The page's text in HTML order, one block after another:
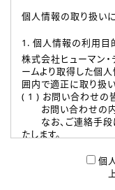
個人情報の取り扱い
1. 個人情報の利用目
株式会社ヒューマン
ームより取得した個
囲内で適正に取り扱い
( 1 ) お問い合わせの
お問い合わせの内
なお、ご連絡手段
たします。
本登録に関するご
個